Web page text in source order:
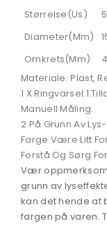
Størrelse(Us)
5
Diameter(Mm)
Omkrets(Mm)
Materiale: Plast,
1 X
Manuell Måling.
2.På Grunn Av
Farge Være Litt
Forstå Og Sørg
Vær
grunn av
kan det hende at
fargen på varen.